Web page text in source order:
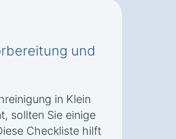
und
in Klein
sollten Sie einige
Checkliste hilft